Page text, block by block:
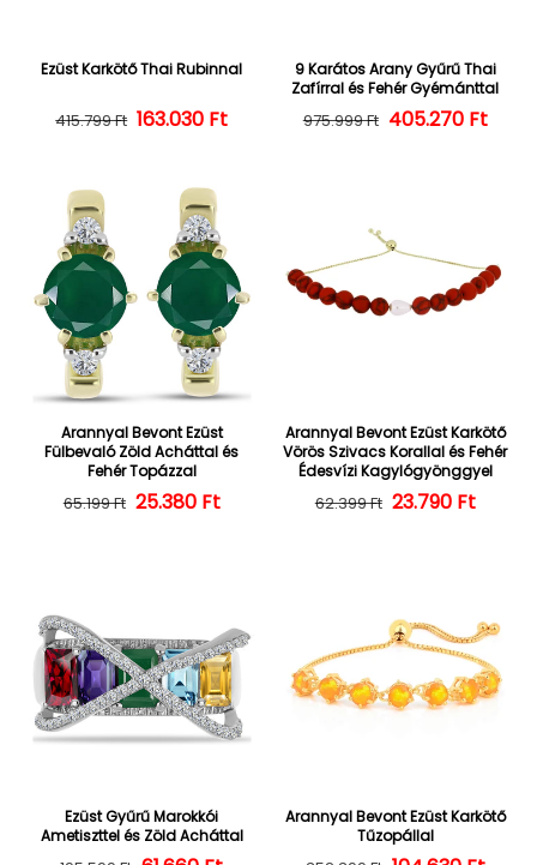
Ezüst Karkötő Thai Rubinnal
Normál ár
415.799 Ft Kedvezményes ár
163.030 Ft
9 Karátos Arany Gyűrű Thai
Zafírral és Fehér Gyémánttal
Normál ár
975.999 Ft 405.270 Ft
Arannyal Bevont Ezüst
Fülbevaló Zöld Acháttal és
Fehér Topázzal
Normál ár
65.199 Ft Kedvezményes ár
25.380 Ft
Arannyal Bevont Ezüst Karkötő
Vörös Szivacs Korallal és Fehér
Édesvízi Kagylógyönggyel
Normál ár
62.399 Ft 23.790 Ft
Ezüst Gyűrű Marokkói
Ametiszttel és Zöld Acháttal
Arannyal Bevont Ezüst Karkötő
Tűzopállal